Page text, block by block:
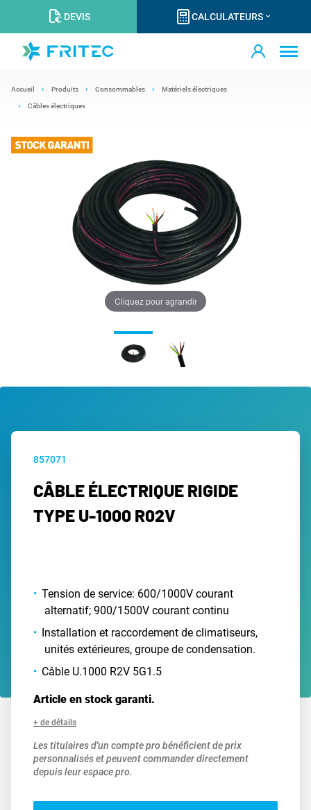
DEVIS CALCULATEURS
Accueil Produits Consommables Matériels électriques
Câbles électriques
Cliquez pour agrandir
857071
CÂBLE ÉLECTRIQUE RIGIDE
TYPE U-1000 R02V
Tension de service: 600/1000V courant
alternatif; 900/1500V courant continu
Installation et raccordement de climatiseurs,
unités extérieures, groupe de condensation.
Câble U.1000 R2V 5G1.5
Article en stock garanti.
+ de détails
Les titulaires d'un compte pro bénéficient de prix
personnalisés et peuvent commander directement
depuis leur espace pro.